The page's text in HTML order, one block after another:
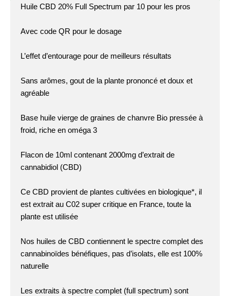
Huile CBD 20% Full Spectrum par 10 pour les pros
Avec code QR pour le dosage
L’effet d’entourage pour de meilleurs résultats
Sans arômes, gout de la plante prononcé et doux et
agréable
Base huile vierge de graines de chanvre Bio pressée à
froid, riche en oméga 3
Flacon de 10ml contenant 2000mg d’extrait de
cannabidiol (CBD)
Ce CBD provient de plantes cultivées en biologique*, il
est extrait au C02 super critique en France, toute la
plante est utilisée
Nos huiles de CBD contiennent le spectre complet des
cannabinoïdes bénéfiques, pas d’isolats, elle est 100%
naturelle
Les extraits à spectre complet (full spectrum) sont